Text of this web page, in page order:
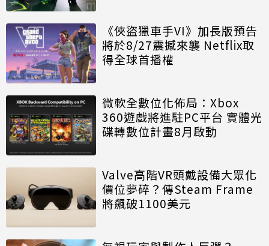
《俠盜獵車手VI》加長版預告
將於8/27震撼來襲 Netflix取
得全球首播權
微軟全數位化佈局：Xbox
360遊戲將進駐PC平台 實體光
碟轉數位計畫8月啟動
Valve高階VR頭戴設備大眾化
價位夢碎？傳Steam Frame
將飆破1100美元